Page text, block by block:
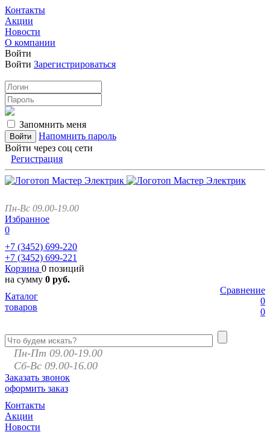
Контакты
Акции
Новости
О компании
Войти
Войти Зарегистрироваться
Запомнить меня
Напомнить пароль
Войти через соц сети
Регистрация
Пн-Вс 09.00-19.00
Избранное
0
+7 (3452) 699-220
+7 (3452) 699-221
Корзина 0 позиций
на сумму 0 руб.
Сравнение
0
0
Каталог
товаров
Пн-Пт 09.00-19.00
Сб-Вс 09.00-16.00
Заказать звонок
оформить заказ
Контакты
Акции
Новости